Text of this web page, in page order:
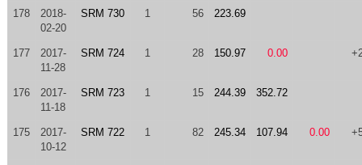
178
2018-
02-20
SRM 730 1 56 223.69
177
2017-
11-28
SRM 724 1 28 150.97 0.00
176
2017-
11-18
SRM 723 1 15 244.39 352.72
175
2017-
10-12
SRM 722 1 82 245.34 107.94 0.00